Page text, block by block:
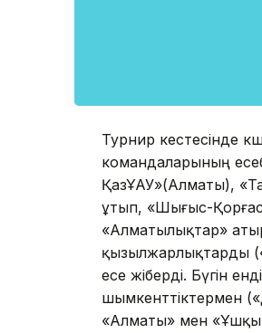
Турнир кестесінде
командаларының
ҚазҰАУ»(Алматы),
ұтып, «Шығыс-
«Алматылықтар»
қызылжарлықтарды
есе жіберді. Бүгін
шымкенттіктермен
«Алматы» мен